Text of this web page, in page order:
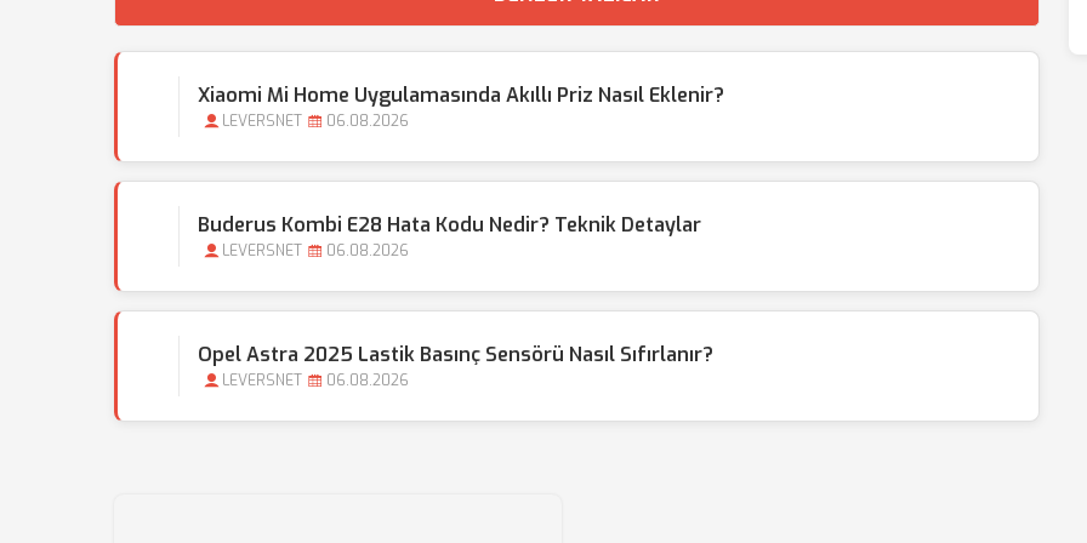
Xiaomi Mi Home Uygulamasında Akıllı Priz Nasıl Eklenir?
LEVERSNET 06.08.2026
Buderus Kombi E28 Hata Kodu Nedir? Teknik Detaylar
LEVERSNET 06.08.2026
Opel Astra 2025 Lastik Basınç Sensörü Nasıl Sıfırlanır?
LEVERSNET 06.08.2026